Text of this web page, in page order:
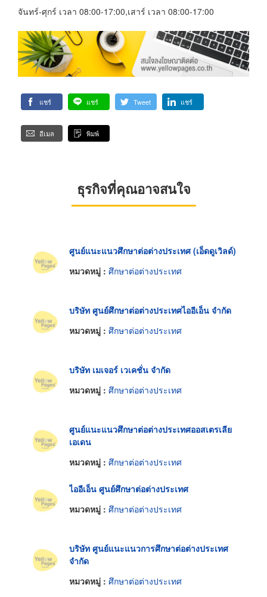
จันทร์-ศุกร์ เวลา 08:00-17:00,เสาร์ เวลา 08:00-17:00
แชร์ แชร์ Tweet แชร์
อีเมล พิมพ์
ธุรกิจที่คุณอาจสนใจ
ศูนย์แนะแนวศึกษาต่อต่างประเทศ (เอ็ดดูเวิลด์)
หมวดหมู่ : ศึกษาต่อต่างประเทศ
บริษัท ศูนย์ศึกษาต่อต่างประเทศไออีเอ็น จำกัด
หมวดหมู่ : ศึกษาต่อต่างประเทศ
บริษัท เมเจอร์ เวเคชั่น จำกัด
หมวดหมู่ : ศึกษาต่อต่างประเทศ
ศูนย์แนะแนวศึกษาต่อต่างประเทศออสเตรเลีย
เอเดน
หมวดหมู่ : ศึกษาต่อต่างประเทศ
ไออีเอ็น ศูนย์ศึกษาต่อต่างประเทศ
หมวดหมู่ : ศึกษาต่อต่างประเทศ
บริษัท ศูนย์แนะแนวการศึกษาต่อต่างประเทศ
จำกัด
หมวดหมู่ : ศึกษาต่อต่างประเทศ